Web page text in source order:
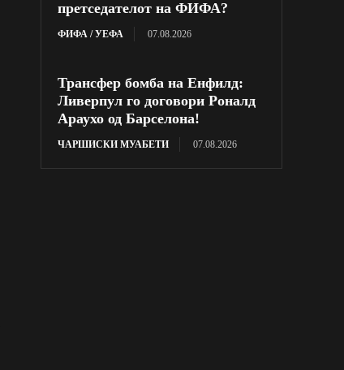
претседателот на ФИФА?
ФИФА / УЕФА 07.08.2026
Трансфер бомба на Енфилд:
Ливерпул го договори Роналд
Араухо од Барселона!
ЧАРШИСКИ МУАБЕТИ 07.08.2026